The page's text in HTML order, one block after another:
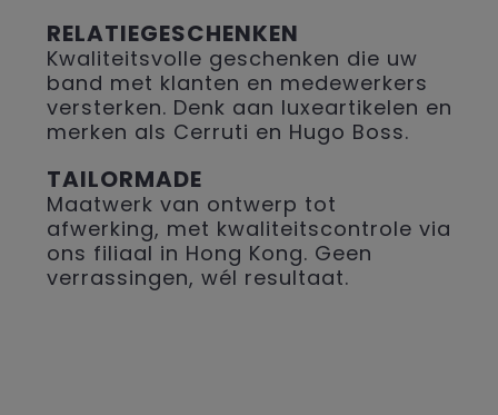
RELATIEGESCHENKEN
Kwaliteitsvolle geschenken die uw
band met klanten en medewerkers
versterken. Denk aan luxeartikelen en
merken als Cerruti en Hugo Boss.
TAILORMADE
Maatwerk van ontwerp tot
afwerking, met kwaliteitscontrole via
ons filiaal in Hong Kong. Geen
verrassingen, wél resultaat.